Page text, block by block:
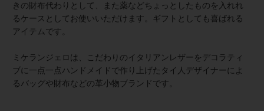
きの財布代わりとして、また薬などちょっとしたものを入れれ
るケースとしてお使いいただけます。ギフトとしても喜ばれる
アイテムです。
ミケランジェロは、こだわりのイタリアンレザーをデコラティ
ブに一点一点ハンドメイドで作り上げたタイ人デザイナーによ
るバッグや財布などの革小物ブランドです。